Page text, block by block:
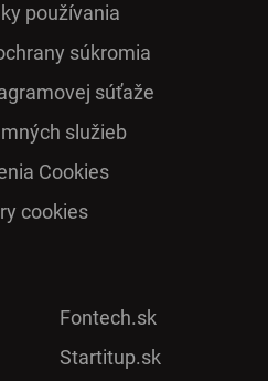
používania
súkromia
sú­ťaže
služieb
Cookies
cookies
Fontech.sk
Startitup.sk